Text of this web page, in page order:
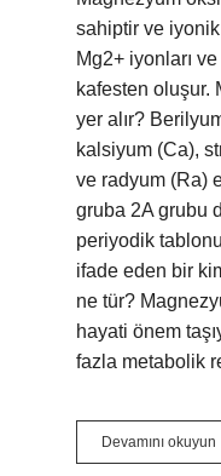
sahiptir ve
Mg2+ iyonları
kafesten oluşur.
yer alır?
kalsiyum (Ca),
ve radyum (Ra)
gruba 2A grubu
periyodik
ifade eden bir
ne tür?
hayati önem
fazla metabolik
Devamını okuyun